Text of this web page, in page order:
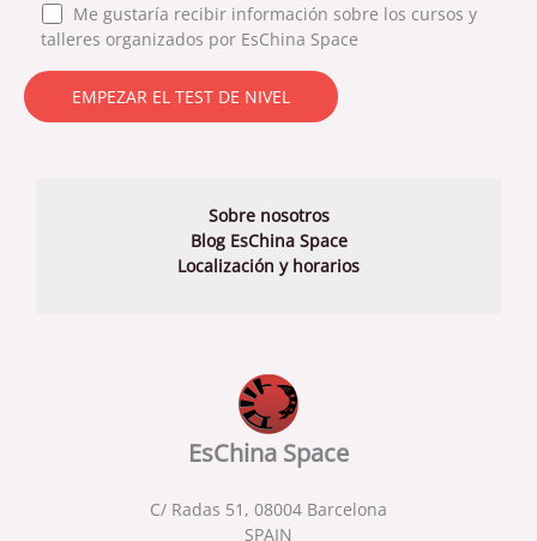
Me gustaría recibir información sobre los cursos y
talleres organizados por EsChina Space
Sobre nosotros
Blog EsChina Space
Localización y horarios
EsChina Space
C/ Radas 51, 08004 Barcelona
SPAIN